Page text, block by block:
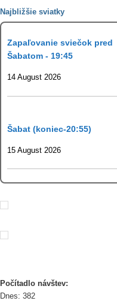
Najbližšie sviatky
Zapaľovanie sviečok pred
Šabatom - 19:45
14 August 2026
Šabat (koniec-20:55)
15 August 2026
Počítadlo návštev:
Dnes: 382